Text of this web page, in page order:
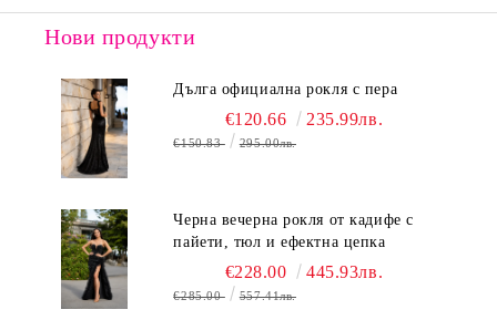
Нови продукти
Дълга официална рокля с пера
€120.66 235.99лв.
€150.83 295.00лв.
Черна вечерна рокля от кадифе с
пайети, тюл и ефектна цепка
€228.00 445.93лв.
€285.00 557.41лв.